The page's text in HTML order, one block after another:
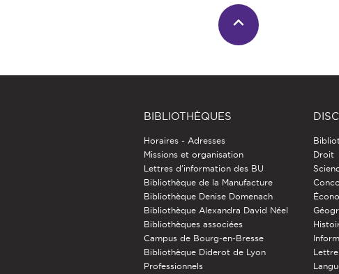
BIBLIOTHÈQUES
Horaires - Adresses
Missions et organisation
Lettres d'information des BU
Bibliothèque de la Manufacture
Bibliothèque Denise Domenach
Bibliothèque Alexandra David Néel
Bibliothèques associées
Campus de Bourg-en-Bresse
Bibliothèque Diderot de Lyon
Professionnels
Droit